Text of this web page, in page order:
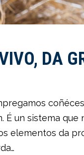
DA
É un sistema que
elementos da